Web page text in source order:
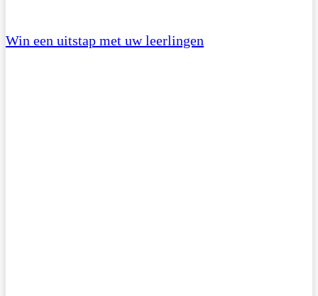
Win een uitstap met uw leerlingen